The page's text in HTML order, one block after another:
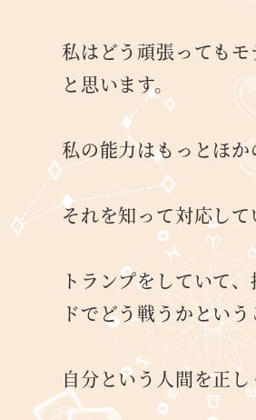
私はどう頑張っても
と思います。
私の能力はもっとほか
それを知って対応し
トランプをしていて
ドでどう戦うかとい
自分という人間を正